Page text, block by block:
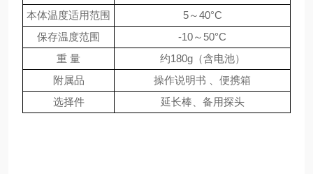
本体温度适用范围
5～40°C
保存温度范围
-10～50°C
重 量
约180g（含电池）
附属品
操作说明书 、便携箱
选择件
延长棒、备用探头